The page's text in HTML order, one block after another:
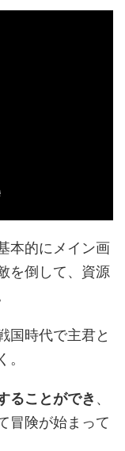
本的にメイン画
を倒して、資源
国時代で主君と
ることができ 、
冒険が始まって